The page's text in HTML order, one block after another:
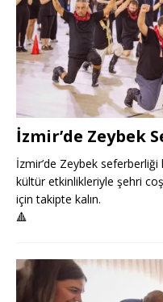
İzmir’de Zeybek
İzmir’de Zeybek seferberliği
kültür etkinlikleriyle şehri
için takipte kalın.
🔺